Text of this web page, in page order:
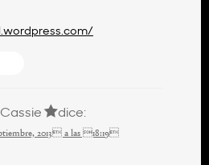
Cassie dice:
2013 a las 18:19